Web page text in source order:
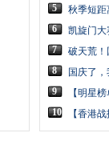
5
秋季短距
6
凯旋门大
7
破天荒！
8
国庆了
9
【明星
10
【香港